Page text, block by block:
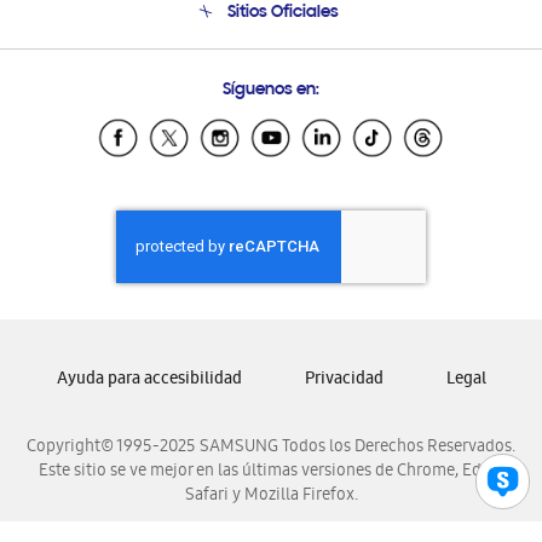
Condiciones de Compra
Soporte vía eMail
Sitios Oficiales
Samsung Ecuador
Samsung El Salvador
Samsung Honduras
Samsung Nicaragua
Samsung Panamá
Samsung Venezuela
Síguenos en:
Copyright© 1995-2025 SAMSUNG Todos los Derechos Reservados.
Este sitio se ve mejor en las últimas versiones de Chrome, Edge,
Safari y Mozilla Firefox.
Ayuda para accesibilidad Privacidad Legal